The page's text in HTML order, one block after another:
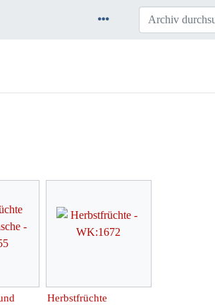
Herbstfrüchte